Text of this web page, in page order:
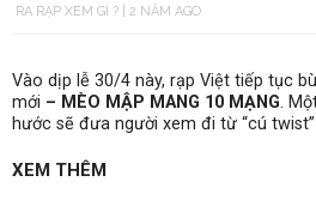
RA RẠP XEM GÌ ? 2 NĂM AGO
Vào dịp lễ 30/4 này, rạp Việt tiếp tục
mới – MÈO MẬP MANG 10 MẠNG.
hước sẽ đưa người xem đi từ “cú
XEM THÊM